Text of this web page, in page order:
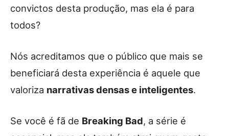
convictos desta produção, mas ela é para
todos?
Nós acreditamos que o público que mais se
beneficiará desta experiência é aquele que
valoriza narrativas densas e inteligentes.
Se você é fã de Breaking Bad, a série é